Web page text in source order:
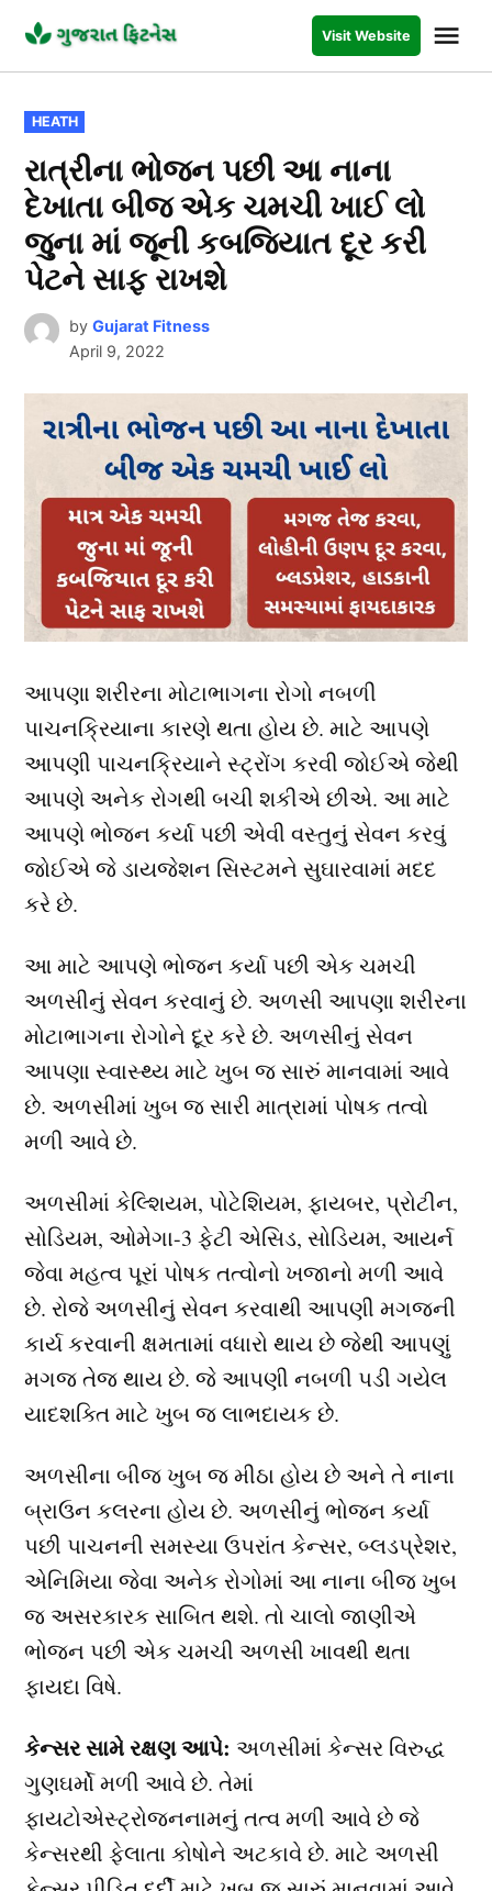
content
FITNESS
Visit Website
POSTED
IN
HEATH
રાત્રીના ભોજન પછી આ નાના
દેખાતા બીજ એક ચમચી ખાઈ લો
જુના માં જૂની કબજિયાત દૂર કરી
પેટને સાફ રાખશે
by Gujarat Fitness
April 9, 2022
આપણા શરીરના મોટાભાગના રોગો નબળી
પાચનક્રિયાના કારણે થતા હોય છે. માટે આપણે
આપણી પાચનક્રિયાને સ્ટ્રોંગ કરવી જોઈએ જેથી
આપણે અનેક રોગથી બચી શકીએ છીએ. આ માટે
આપણે ભોજન કર્યા પછી એવી વસ્તુનું સેવન કરવું
જોઈએ જે ડાયજેશન સિસ્ટમને સુઘારવામાં મદદ
કરે છે.
આ માટે આપણે ભોજન કર્યા પછી એક ચમચી
અળસીનું સેવન કરવાનું છે. અળસી આપણા શરીરના
મોટાભાગના રોગોને દૂર કરે છે. અળસીનું સેવન
આપણા સ્વાસ્થ્ય માટે ખુબ જ સારું માનવામાં આવે
છે. અળસીમાં ખુબ જ સારી માત્રામાં પોષક તત્વો
મળી આવે છે.
અળસીમાં કેલ્શિયમ, પોટેશિયમ, ફાયબર, પ્રોટીન,
સોડિયમ, ઓમેગા-3 ફેટી એસિડ, સોડિયમ, આયર્ન
જેવા મહત્વ પૂરાં પોષક તત્વોનો ખજાનો મળી આવે
છે. રોજે અળસીનું સેવન કરવાથી આપણી મગજની
કાર્ય કરવાની ક્ષમતામાં વધારો થાય છે જેથી આપણું
મગજ તેજ થાય છે. જે આપણી નબળી પડી ગયેલ
યાદશક્તિ માટે ખુબ જ લાભદાયક છે.
અળસીના બીજ ખુબ જ મીઠા હોય છે અને તે નાના
બ્રાઉન કલરના હોય છે. અળસીનું ભોજન કર્યા
પછી પાચનની સમસ્યા ઉપરાંત કેન્સર, બ્લડપ્રેશર,
એનિમિયા જેવા અનેક રોગોમાં આ નાના બીજ ખુબ
જ અસરકારક સાબિત થશે. તો ચાલો જાણીએ
ભોજન પછી એક ચમચી અળસી ખાવથી થતા
ફાયદા વિષે.
કેન્સર સામે રક્ષણ આપે: અળસીમાં કેન્સર વિરુદ્ધ
ગુણઘર્મો મળી આવે છે. તેમાં
ફાયટોએસ્ટ્રોજનનામનું તત્વ મળી આવે છે જે
કેન્સરથી ફેલાતા કોષોને અટકાવે છે. માટે અળસી